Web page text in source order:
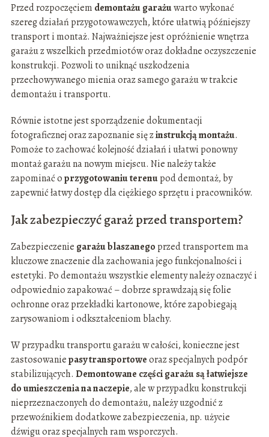
Przed rozpoczęciem demontażu garażuwarto wykonać
szereg działań przygotowawczych, które ułatwią późniejszy
transport i montaż. Najważniejsze jest opróżnienie wnętrza
garażu z wszelkich przedmiotów oraz dokładne oczyszczenie
konstrukcji. Pozwoli to uniknąć uszkodzenia
przechowywanego mienia oraz samego garażu w trakcie
demontażu i transportu.
Równie istotne jest sporządzenie dokumentacji
fotograficznej oraz zapoznanie się zinstrukcją montażu.
Pomoże to zachować kolejność działań i ułatwi ponowny
montaż garażu na nowym miejscu. Nie należy także
zapominać oprzygotowaniu terenupod demontaż, by
zapewnić łatwy dostęp dla ciężkiego sprzętu i pracowników.
Jak zabezpieczyć garaż przed transportem?
Zabezpieczenie garażu blaszanego przed transportem ma
kluczowe znaczenie dla zachowania jego funkcjonalności i
estetyki. Po demontażu wszystkie elementy należy oznaczyć i
odpowiednio zapakować – dobrze sprawdzają się folie
ochronne oraz przekładki kartonowe, które zapobiegają
zarysowaniom i odkształceniom blachy.
W przypadku transportu garażu w całości, konieczne jest
zastosowaniepasy transportoweoraz specjalnych podpór
stabilizujących. Demontowane części garażu są łatwiejsze
do umieszczenia na naczepie, ale w przypadku konstrukcji
nieprzeznaczonych do demontażu, należy uzgodnić z
przewoźnikiem dodatkowe zabezpieczenia, np. użycie
dźwigu oraz specjalnych ram wsporczych.